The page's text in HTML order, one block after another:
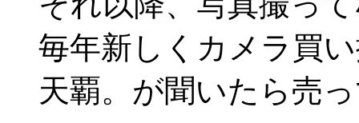
毎年新しくカメラ買
天覇。が聞いたら売